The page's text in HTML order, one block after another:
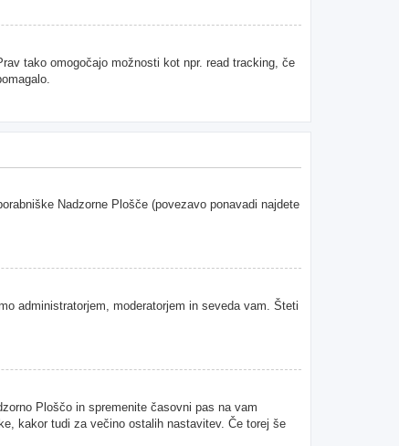
tako omogočajo možnosti kot npr. read tracking, če
Nadzorne Plošče (povezavo ponavadi najdete
administratorjem, moderatorjem in seveda vam. Šteti
Ploščo in spremenite časovni pas na vam
kakor tudi za večino ostalih nastavitev. Če torej še